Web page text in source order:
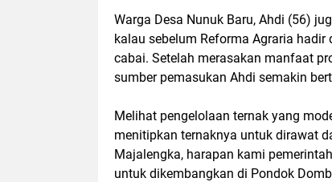
Warga Desa Nunuk Baru, Ahdi (56)
kalau sebelum Reforma Agraria hadir
cabai. Setelah merasakan manfaat
sumber pemasukan Ahdi semakin
Melihat pengelolaan ternak yang
menitipkan ternaknya untuk dirawat
Majalengka, harapan kami
untuk dikembangkan di Pondok